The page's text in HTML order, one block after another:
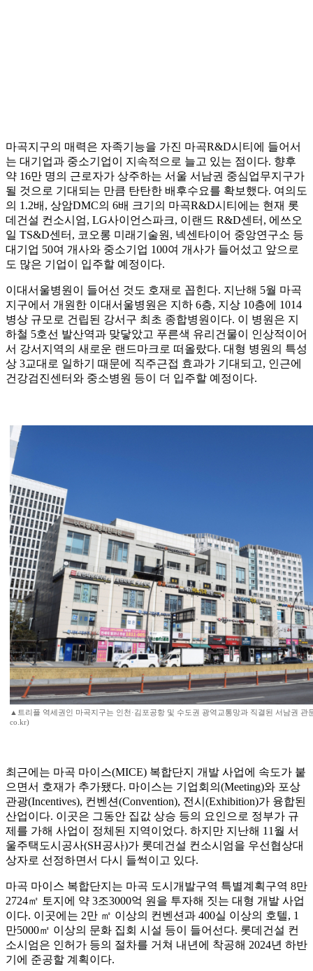
마곡지구의 매력은 자족기능을 가진 마곡R&D시티에 들어서
는 대기업과 중소기업이 지속적으로 늘고 있는 점이다. 향후
약 16만 명의 근로자가 상주하는 서울 서남권 중심업무지구가
될 것으로 기대되는 만큼 탄탄한 배후수요를 확보했다. 여의도
의 1.2배, 상암DMC의 6배 크기의 마곡R&D시티에는 현재 롯
데건설 컨소시엄, LG사이언스파크, 이랜드 R&D센터, 에쓰오
일 TS&D센터, 코오롱 미래기술원, 넥센타이어 중앙연구소 등
대기업 50여 개사와 중소기업 100여 개사가 들어섰고 앞으로
도 많은 기업이 입주할 예정이다.
이대서울병원이 들어선 것도 호재로 꼽힌다. 지난해 5월 마곡
지구에서 개원한 이대서울병원은 지하 6층, 지상 10층에 1014
병상 규모로 건립된 강서구 최초 종합병원이다. 이 병원은 지
하철 5호선 발산역과 맞닿았고 푸른색 유리건물이 인상적이어
서 강서지역의 새로운 랜드마크로 떠올랐다. 대형 병원의 특성
상 3교대로 일하기 때문에 직주근접 효과가 기대되고, 인근에
건강검진센터와 중소병원 등이 더 입주할 예정이다.
▲트리플 역세권인 마곡지구는 인천·김포공항 및 수도권 광역교통망과 직결된 서남권 관
co.kr)
최근에는 마곡 마이스(MICE) 복합단지 개발 사업에 속도가 붙
으면서 호재가 추가됐다. 마이스는 기업회의(Meeting)와 포상
관광(Incentives), 컨벤션(Convention), 전시(Exhibition)가 융합된
산업이다. 이곳은 그동안 집값 상승 등의 요인으로 정부가 규
제를 가해 사업이 정체된 지역이었다. 하지만 지난해 11월 서
울주택도시공사(SH공사)가 롯데건설 컨소시엄을 우선협상대
상자로 선정하면서 다시 들썩이고 있다.
마곡 마이스 복합단지는 마곡 도시개발구역 특별계획구역 8만
2724㎡ 토지에 약 3조3000억 원을 투자해 짓는 대형 개발 사업
이다. 이곳에는 2만 ㎡ 이상의 컨벤션과 400실 이상의 호텔, 1
만5000㎡ 이상의 문화 집회 시설 등이 들어선다. 롯데건설 컨
소시엄은 인허가 등의 절차를 거쳐 내년에 착공해 2024년 하반
기에 준공할 계획이다.